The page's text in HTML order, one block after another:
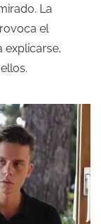
La
el
explicarse,